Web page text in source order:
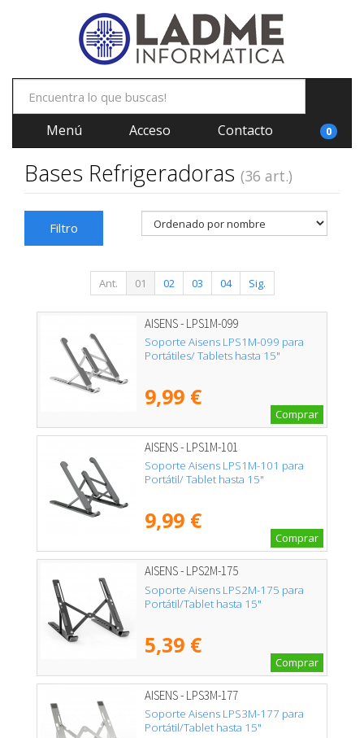
Menú Acceso Contacto 0
Bases Refrigeradoras (36 art.)
Filtro
Ant. 01 02 03 04 Sig.
AISENS - LPS1M-099
Soporte Aisens LPS1M-099 para
Portátiles/ Tablets hasta 15"
9,99 €
Comprar
AISENS - LPS1M-101
Soporte Aisens LPS1M-101 para
Portátil/ Tablet hasta 15"
9,99 €
Comprar
AISENS - LPS2M-175
Soporte Aisens LPS2M-175 para
Portátil/Tablet hasta 15"
5,39 €
Comprar
AISENS - LPS3M-177
Soporte Aisens LPS3M-177 para
Portátil/Tablet hasta 15"